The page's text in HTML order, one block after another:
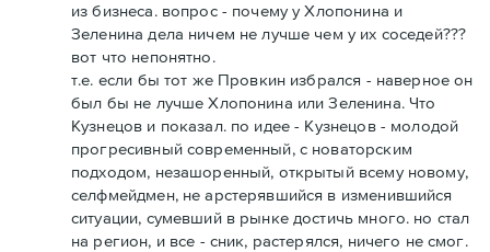
из бизнеса. вопрос - почему у Хлопонина и
Зеленина дела ничем не лучше чем у их соседей???
вот что непонятно.
т.е. если бы тот же Провкин избрался - наверное он
был бы не лучше Хлопонина или Зеленина. Что
Кузнецов и показал. по идее - Кузнецов - молодой
прогресивный современный, с новаторским
подходом, незашоренный, открытый всему новому,
селфмейдмен, не арстерявшийся в изменившийся
ситуации, сумевший в рынке достичь много. но стал
на регион, и все - сник, растерялся, ничего не смог.